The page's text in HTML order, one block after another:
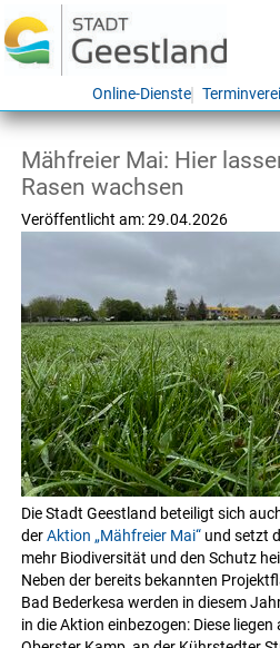
Online-Dienste
Mähfreier Mai: Hier
Rasen wachsen
Veröffentlicht am:29.04.2026
Die Stadt Geestland beteiligt sich
derAktion „Mähfreier Mai“ und setzt
mehr Biodiversität und den Schutz
Neben der bereits bekannten
Bad Bederkesa werden in diesem
in die Aktion einbezogen: Diese liegen